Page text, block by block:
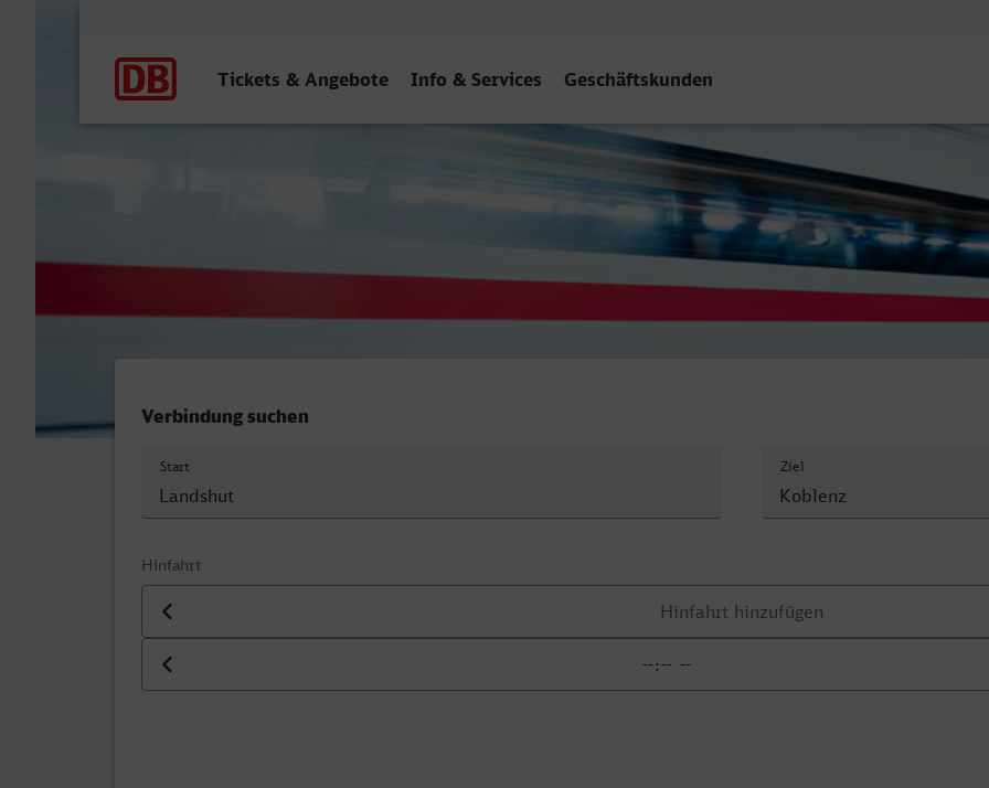
Tickets & Angebote Info & Services Geschäftskunden
Landshut (Bay) Hbf - Koblenz Hbf
Verbindung suchen
Start Ziel
Hinfahrt
Datum der Hinfahrt
Uhrzeit der Hinfahrt